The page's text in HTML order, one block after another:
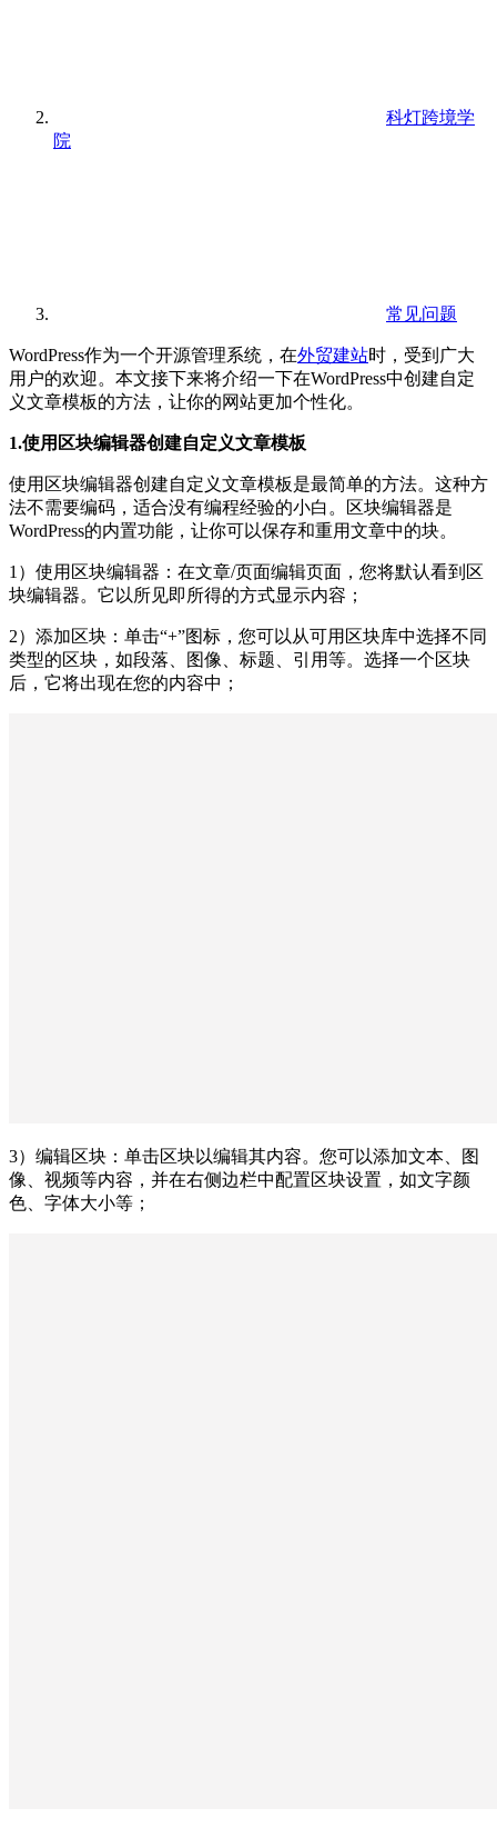
科灯跨境学
院
常见问题
WordPress作为一个开源管理系统，在外贸建站时，受到广大
用户的欢迎。本文接下来将介绍一下在WordPress中创建自定
义文章模板的方法，让你的网站更加个性化。
1.使用区块编辑器创建自定义文章模板
使用区块编辑器创建自定义文章模板是最简单的方法。这种方
法不需要编码，适合没有编程经验的小白。区块编辑器是
WordPress的内置功能，让你可以保存和重用文章中的块。
1）使用区块编辑器：在文章/页面编辑页面，您将默认看到区
块编辑器。它以所见即所得的方式显示内容；
2）添加区块：单击“+”图标，您可以从可用区块库中选择不同
类型的区块，如段落、图像、标题、引用等。选择一个区块
后，它将出现在您的内容中；
3）编辑区块：单击区块以编辑其内容。您可以添加文本、图
像、视频等内容，并在右侧边栏中配置区块设置，如文字颜
色、字体大小等；